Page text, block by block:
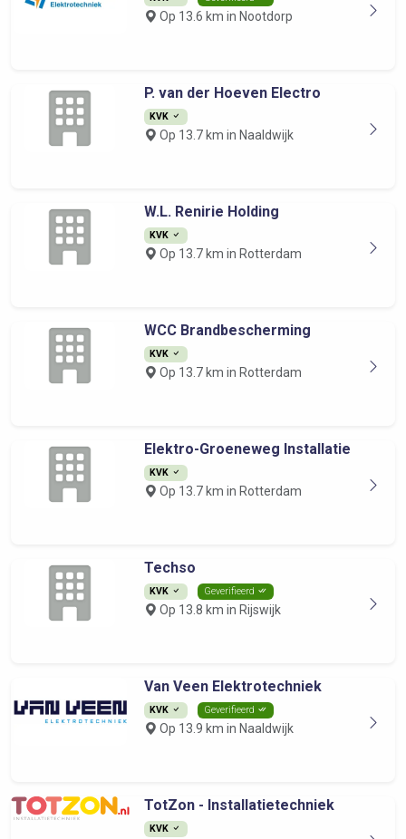
Op 13.6 km in Nootdorp
P. van der Hoeven Electro
KVK
Op 13.7 km in Naaldwijk
W.L. Renirie Holding
KVK
Op 13.7 km in Rotterdam
WCC Brandbescherming
KVK
Op 13.7 km in Rotterdam
Elektro-Groeneweg Installatie
KVK
Op 13.7 km in Rotterdam
Techso
KVK Geverifieerd
Op 13.8 km in Rijswijk
Van Veen Elektrotechniek
KVK Geverifieerd
Op 13.9 km in Naaldwijk
TotZon - Installatietechniek
KVK